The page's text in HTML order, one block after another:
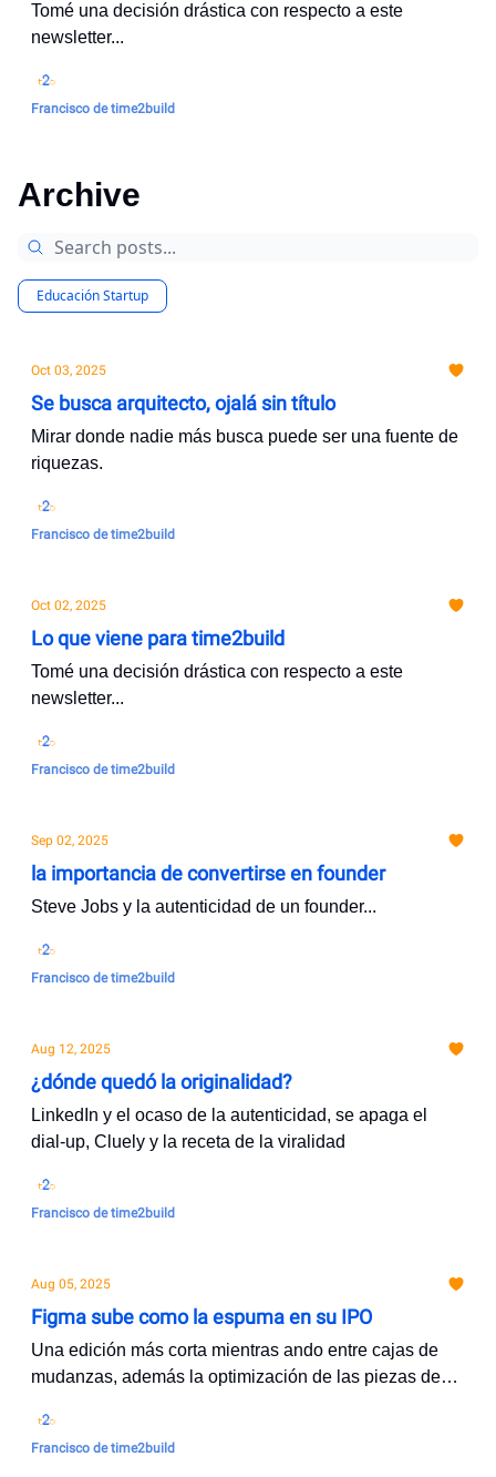
Tomé una decisión drástica con respecto a este
newsletter...
Francisco de time2build
Archive
Educación Startup
Oct 03, 2025
Se busca arquitecto, ojalá sin título
Mirar donde nadie más busca puede ser una fuente de
riquezas.
Francisco de time2build
Oct 02, 2025
Lo que viene para time2build
Tomé una decisión drástica con respecto a este
newsletter...
Francisco de time2build
Sep 02, 2025
la importancia de convertirse en founder
Steve Jobs y la autenticidad de un founder...
Francisco de time2build
Aug 12, 2025
¿dónde quedó la originalidad?
LinkedIn y el ocaso de la autenticidad, se apaga el
dial-up, Cluely y la receta de la viralidad
Francisco de time2build
Aug 05, 2025
Figma sube como la espuma en su IPO
Una edición más corta mientras ando entre cajas de
mudanzas, además la optimización de las piezas de
Francisco de time2build